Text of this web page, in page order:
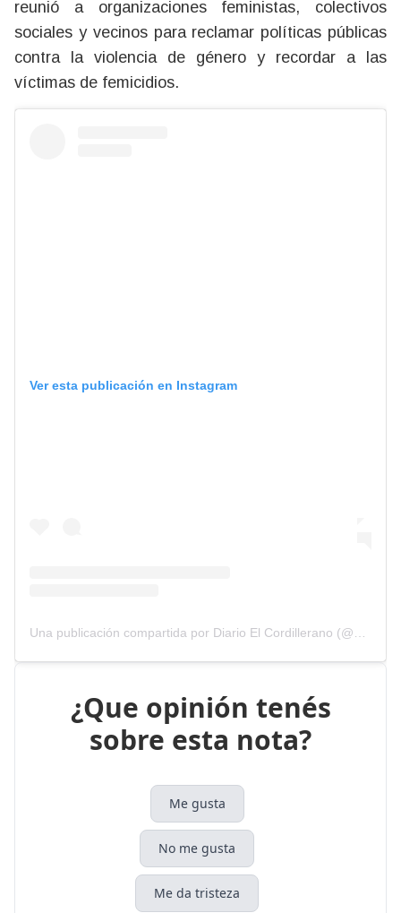
reunió a organizaciones feministas, colectivos
sociales y vecinos para reclamar políticas públicas
contra la violencia de género y recordar a las
víctimas de femicidios.
Ver esta publicación en Instagram
Una publicación compartida por Diario El Cordillerano (@elcordillerano)
¿Que opinión tenés
sobre esta nota?
Me gusta
No me gusta
Me da tristeza